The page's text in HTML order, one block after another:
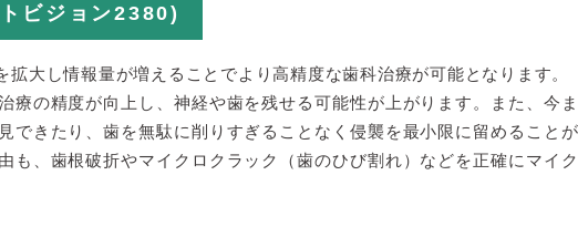
ビジョン2380)
大し情報量が増えることでより高精度な歯科治療が可能となります。
療の精度が向上し、神経や歯を残せる可能性が上がります。また、今
きたり、歯を無駄に削りすぎることなく侵襲を最小限に留めることが
も、歯根破折やマイクロクラック（歯のひび割れ）などを正確にマイ